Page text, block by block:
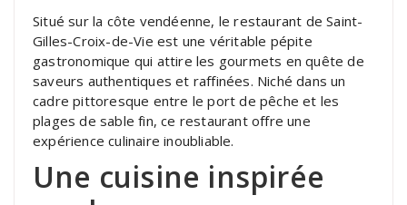
Situé sur la côte vendéenne, le restaurant de Saint-
Gilles-Croix-de-Vie est une véritable pépite
gastronomique qui attire les gourmets en quête de
saveurs authentiques et raffinées. Niché dans un
cadre pittoresque entre le port de pêche et les
plages de sable fin, ce restaurant offre une
expérience culinaire inoubliable.
Une cuisine inspirée